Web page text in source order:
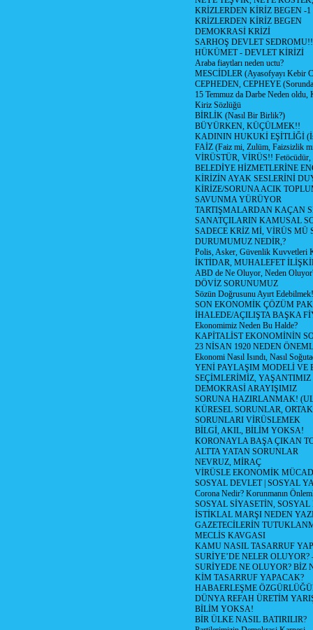
KRİZLERDEN KİRİZ BEGEN -1
KRİZLERDEN KİRİZ BEGEN
DEMOKRASİ KRİZİ
SARHOŞ DEVLET SEDROMU!!
HÜKÜMET - DEVLET KİRİZİ
Araba fiaytları neden uctu?
MESCİDLER (Ayasofyayı Kebir
CEPHEDEN, CEPHEYE
15 Temmuz da Darbe Neden oldu,
Kiriz Sözlüğü
BİRLİK (Nasıl Bir Birlik?)
BÜYÜRKEN, KÜÇÜLMEK!!
KADININ HUKUKİ EŞİTLİĞİ
FAİZ (Faiz mi, Zulüm, Faizsizlik
VİRÜSTÜR, VİRÜS!! Fetöcüdür,
BELEDİYE HİZMETLERİNE
KİRİZİN AYAK SESLERİNİ
KİRİZE/SORUNA ACIK
SAVUNMA YÜRÜYOR
TARTIŞMALARDAN KAÇAN
SANATÇILARIN KAMUSAL
SADECE KRİZ Mİ, VİRÜS MÜ
DURUMUMUZ NEDİR,?
Polis, Asker, Güvenlik Kuvvetleri
İKTİDAR, MUHALEFET
ABD de Ne Oluyor, Neden
DÖVİZ SORUNUMUZ
Sözün Doğrusunu Ayırt Edebilmek!
SON EKONOMİK ÇÖZÜM
İHALEDE/AÇILIŞTA BAŞKA
Ekonomimiz Neden Bu Halde?
KAPİTALİST EKONOMİNİN
23 NİSAN 1920 NEDEN
Ekonomi Nasıl Isındı, Nasıl
YENİ PAYLAŞIM MODELİ VE
SEÇİMLERİMİZ, YAŞANTIMIZ
DEMOKRASİ ARAYIŞIMIZ
SORUNA HAZIRLANMAK!
KÜRESEL SORUNLAR,
SORUNLARI VİRÜSLEMEK
BİLGİ, AKIL, BİLİM YOKSA!
KORONAYLA BAŞA ÇIKAN
ALTTA YATAN SORUNLAR
NEVRUZ, MİRAÇ
VİRÜSLE EKONOMİK
SOSYAL DEVLET | SOSYAL
Corona Nedir? Korunmanın
SOSYAL SİYASETİN,
İSTİKLAL MARŞI NEDEN
GAZETECİLERİN
MECLİS KAVGASI
KAMU NASIL TASARRUF
SURİYE’DE NELER OLUYOR?
SURİYEDE NE OLUYOR? BİZ
KİM TASARRUF YAPACAK?
HABAERLEŞME
DÜNYA REFAH ÜRETİM
BİLİM YOKSA!
BİR ÜLKE NASIL BATIRILIR?